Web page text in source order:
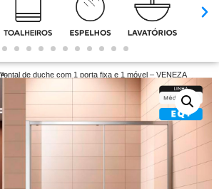
de duche com 1 porta fixa e 1 móvel – VENEZA